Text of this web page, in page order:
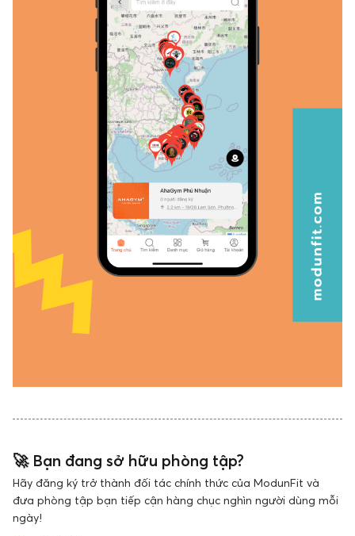
🚀 Bạn đang sở hữu phòng tập?
Hãy đăng ký trở thành đối tác chính thức của ModunFit và
đưa phòng tập bạn tiếp cận hàng chục nghìn người dùng mỗi
ngày!